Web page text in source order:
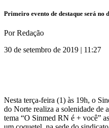
Primeiro evento de destaque será no
Por Redação
30 de setembro de 2019 | 11:27
Nesta terça-feira (1) às 19h, o
do Norte realiza a solenidade de
tema “O Sinmed RN é + você”